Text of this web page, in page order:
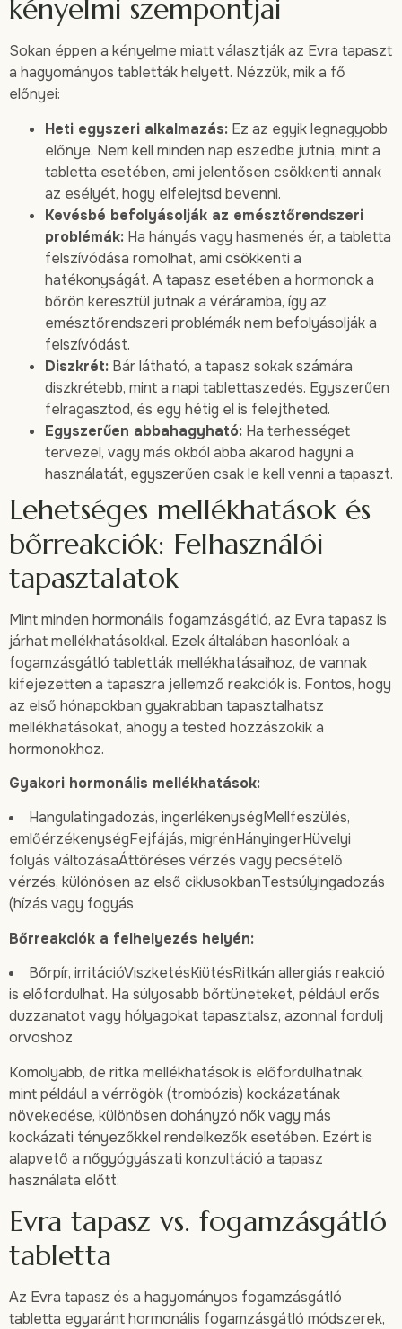
kényelmi szempontjai
Sokan éppen a kényelme miatt választják az Evra tapaszt
a hagyományos tabletták helyett. Nézzük, mik a fő
előnyei:
Heti egyszeri alkalmazás: Ez az egyik legnagyobb
előnye. Nem kell minden nap eszedbe jutnia, mint a
tabletta esetében, ami jelentősen csökkenti annak
az esélyét, hogy elfelejtsd bevenni.
Kevésbé befolyásolják az emésztőrendszeri
problémák: Ha hányás vagy hasmenés ér, a tabletta
felszívódása romolhat, ami csökkenti a
hatékonyságát. A tapasz esetében a hormonok a
bőrön keresztül jutnak a véráramba, így az
emésztőrendszeri problémák nem befolyásolják a
felszívódást.
Diszkrét: Bár látható, a tapasz sokak számára
diszkrétebb, mint a napi tablettaszedés. Egyszerűen
felragasztod, és egy hétig el is felejtheted.
Egyszerűen abbahagyható: Ha terhességet
tervezel, vagy más okból abba akarod hagyni a
használatát, egyszerűen csak le kell venni a tapaszt.
Lehetséges mellékhatások és
bőrreakciók: Felhasználói
tapasztalatok
Mint minden hormonális fogamzásgátló, az Evra tapasz is
járhat mellékhatásokkal. Ezek általában hasonlóak a
fogamzásgátló tabletták mellékhatásaihoz, de vannak
kifejezetten a tapaszra jellemző reakciók is. Fontos, hogy
az első hónapokban gyakrabban tapasztalhatsz
mellékhatásokat, ahogy a tested hozzászokik a
hormonokhoz.
Gyakori hormonális mellékhatások:
Hangulatingadozás, ingerlékenységMellfeszülés,
emlőérzékenységFejfájás, migrénHányingerHüvelyi
folyás változásaÁttöréses vérzés vagy pecsételő
vérzés, különösen az első ciklusokbanTestsúlyingadozás
(hízás vagy fogyás
Bőrreakciók a felhelyezés helyén:
Bőrpír, irritációViszketésKiütésRitkán allergiás reakció
is előfordulhat. Ha súlyosabb bőrtüneteket, például erős
duzzanatot vagy hólyagokat tapasztalsz, azonnal fordulj
orvoshoz
Komolyabb, de ritka mellékhatások is előfordulhatnak,
mint például a vérrögök (trombózis) kockázatának
növekedése, különösen dohányzó nők vagy más
kockázati tényezőkkel rendelkezők esetében. Ezért is
alapvető a nőgyógyászati konzultáció a tapasz
használata előtt.
Evra tapasz vs. fogamzásgátló
tabletta
Az Evra tapasz és a hagyományos fogamzásgátló
tabletta egyaránt hormonális fogamzásgátló módszerek,